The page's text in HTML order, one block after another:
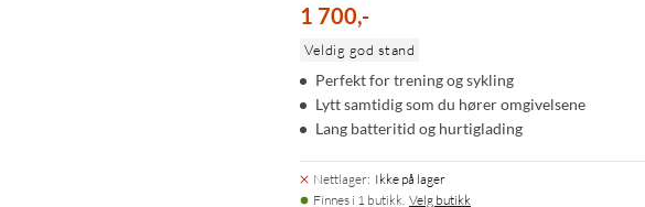
1 700,-
Veldig god stand
Perfekt for trening og sykling
Lytt samtidig som du hører omgivelsene
Lang batteritid og hurtiglading
Nettlager: Ikke på lager
Finnes i 1 butikk. Velg butikk